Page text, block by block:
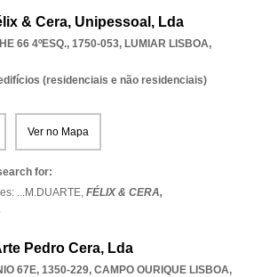
& Cera, Unipessoal, Lda
66 4ºESQ., 1750-053, LUMIAR LISBOA,
(residenciais e não residenciais)
Ver no Mapa
for:
...M.DUARTE, FÉLIX & CERA,
Pedro Cera, Lda
67E, 1350-229, CAMPO OURIQUE LISBOA,